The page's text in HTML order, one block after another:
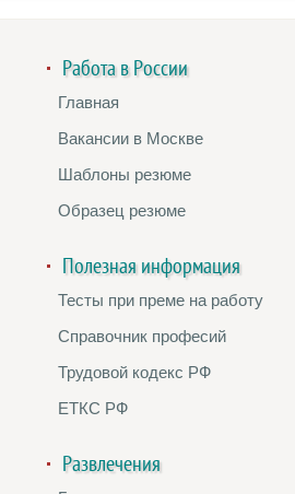
Работа в России
Главная
Вакансии в Москве
Шаблоны резюме
Образец резюме
Полезная информация
Тесты при преме на работу
Справочник професий
Трудовой кодекс РФ
ЕТКС РФ
Развлечения